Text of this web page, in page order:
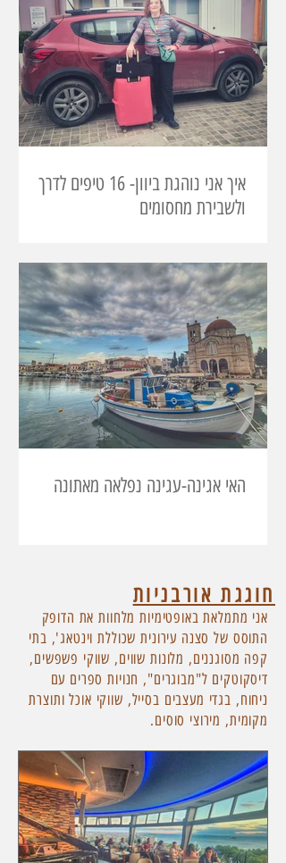
איך אני נוהגת ביוון- 16 טיפים לדרך
ולשבירת מחסומים
האי אגינה-עגינה נפלאה מאתונה
חוגגת אורבניות
אני מתמלאת באופטימיות מלחוות את הדופק
התוסס של סצנה עירונית שכוללת וינטאג', בתי
קפה מסוגננים, מלונות שווים, שווקי פשפשים,
דיסקוטקים ל"מבוגרים", חנויות ספרים עם
ניחוח, בגדי מעצבים בסייל, שווקי אוכל ותוצרת
מקומית, מירוצי סוסים.